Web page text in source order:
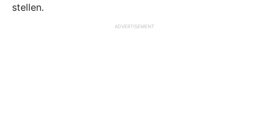
stellen.
ADVERTISEMENT